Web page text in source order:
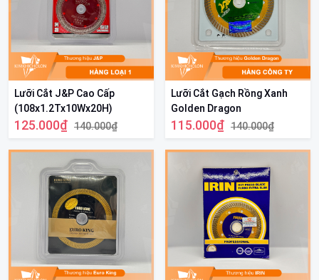
Lưỡi Cắt J&P Cao Cấp
(108x1.2Tx10Wx20H)
125.000₫ 140.000₫
Lưỡi Cắt Gạch Rồng Xanh
Golden Dragon
115.000₫ 140.000₫